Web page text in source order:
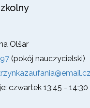
Olšar
(pokój nauczycielski)
czwartek 13:45 -